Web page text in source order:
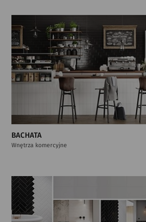
BACHATA
Wnętrza komercyjne